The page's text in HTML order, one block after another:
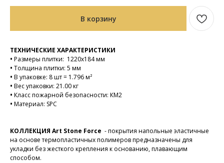
В корзину
ТЕХНИЧЕСКИЕ ХАРАКТЕРИСТИКИ
• Размеры плитки: 1220х184 мм
• Толщина плитки: 5 мм
• В упаковке: 8 шт = 1.796 м²
• Вес упаковки: 21.00 кг
• Класс пожарной безопасности: КМ2
• Материал: SPC
КОЛЛЕКЦИЯ Art Stone Force - покрытия напольные эластичные
на основе термопластичных полимеров предназначены для
укладки без жесткого крепления к основанию, плавающим
способом.